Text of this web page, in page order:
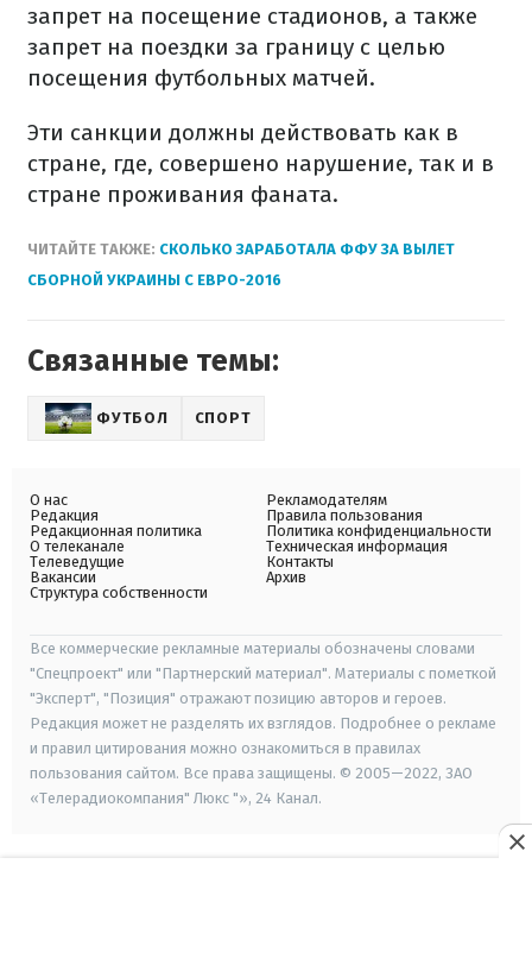
запрет на посещение стадионов, а также
запрет на поездки за границу с целью
посещения футбольных матчей.
Эти санкции должны действовать как в
стране, где, совершено нарушение, так и в
стране проживания фаната.
ЧИТАЙТЕ ТАКЖЕ: СКОЛЬКО ЗАРАБОТАЛА ФФУ ЗА ВЫЛЕТ
СБОРНОЙ УКРАИНЫ С ЕВРО-2016
Связанные темы:
ФУТБОЛ СПОРТ
О нас
Редакция
Редакционная политика
О телеканале
Телеведущие
Вакансии
Структура собственности
Рекламодателям
Правила пользования
Политика конфиденциальности
Техническая информация
Контакты
Архив
Все коммерческие рекламные материалы обозначены словами
"Спецпроект" или "Партнерский материал". Материалы с пометкой
"Эксперт", "Позиция" отражают позицию авторов и героев.
Редакция может не разделять их взглядов. Подробнее о рекламе
и правил цитирования можно ознакомиться в правилах
пользования сайтом. Все права защищены. © 2005—2022, ЗАО
«Телерадиокомпания" Люкс "», 24 Канал.